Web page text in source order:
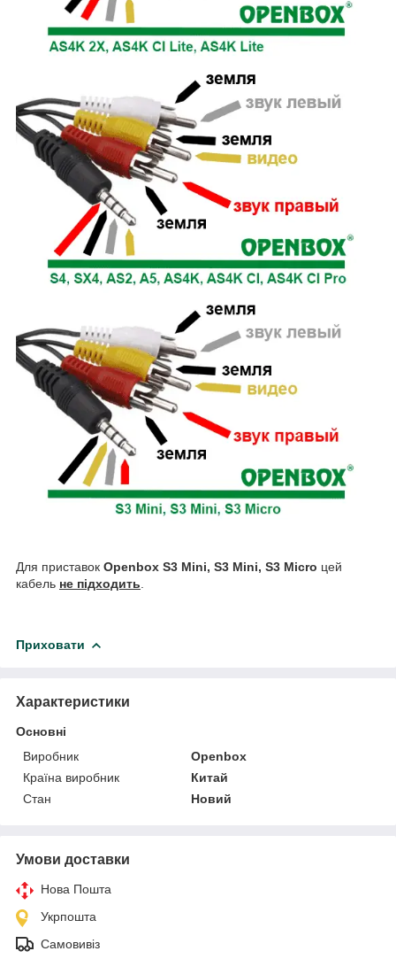
Для приставок Openbox S3 Mini, S3 Mini, S3 Micro цей
кабель не підходить
Приховати
Характеристики
Основні
Виробник
Openbox
Країна виробник
Китай
Стан
Новий
Умови доставки
Нова Пошта
Укрпошта
Самовивіз